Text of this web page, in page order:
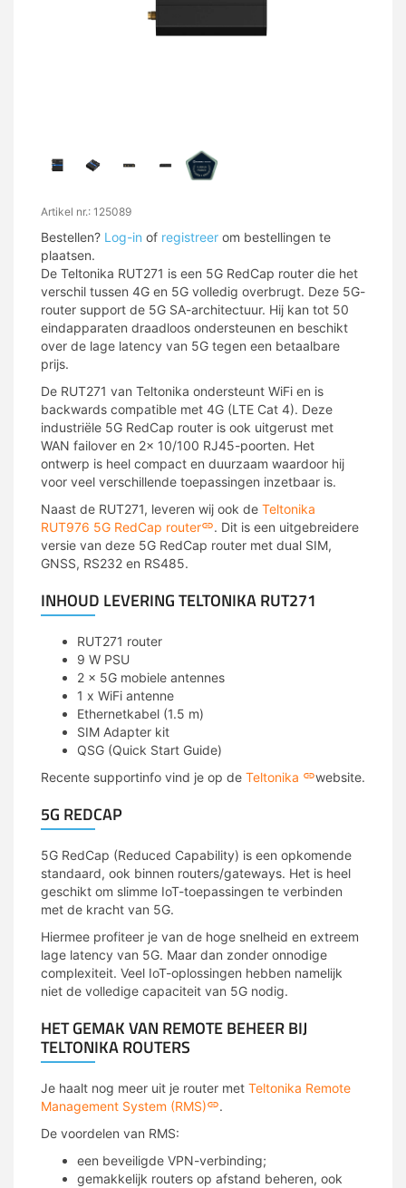
Artikel nr.: 125089
Bestellen? Log-in of registreer om bestellingen te
plaatsen.
De Teltonika RUT271 is een 5G RedCap router die het
verschil tussen 4G en 5G volledig overbrugt. Deze 5G-
router support de 5G SA-architectuur. Hij kan tot 50
eindapparaten draadloos ondersteunen en beschikt
over de lage latency van 5G tegen een betaalbare
prijs.
De RUT271 van Teltonika ondersteunt WiFi en is
backwards compatible met 4G (LTE Cat 4). Deze
industriële 5G RedCap router is ook uitgerust met
WAN failover en 2x 10/100 RJ45-poorten. Het
ontwerp is heel compact en duurzaam waardoor hij
voor veel verschillende toepassingen inzetbaar is.
Naast de RUT271, leveren wij ook de Teltonika
RUT976 5G RedCap router
. Dit is een uitgebreidere
versie van deze 5G RedCap router met dual SIM,
GNSS, RS232 en RS485.
INHOUD LEVERING TELTONIKA RUT271
RUT271 router
9 W PSU
2 x 5G mobiele antennes
1 x WiFi antenne
Ethernetkabel (1.5 m)
SIM Adapter kit
QSG (Quick Start Guide)
Recente supportinfo vind je op de Teltonika website.
5G REDCAP
5G RedCap (Reduced Capability) is een opkomende
standaard, ook binnen routers/gateways. Het is heel
geschikt om slimme IoT-toepassingen te verbinden
met de kracht van 5G.
Hiermee profiteer je van de hoge snelheid en extreem
lage latency van 5G. Maar dan zonder onnodige
complexiteit. Veel IoT-oplossingen hebben namelijk
niet de volledige capaciteit van 5G nodig.
HET GEMAK VAN REMOTE BEHEER BIJ
TELTONIKA ROUTERS
Je haalt nog meer uit je router met Teltonika Remote
Management System (RMS)
.
De voordelen van RMS:
een beveiligde VPN-verbinding;
gemakkelijk routers op afstand beheren, ook